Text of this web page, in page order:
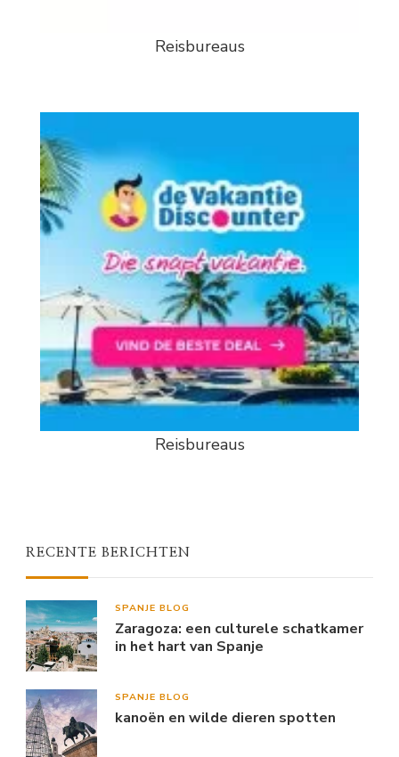
Reisbureaus
Reisbureaus
RECENTE BERICHTEN
SPANJE BLOG
Zaragoza: een culturele schatkamer
in het hart van Spanje
SPANJE BLOG
kanoën en wilde dieren spotten